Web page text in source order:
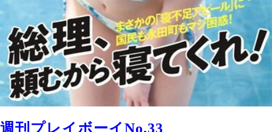
週刊プレイボーイNo.33